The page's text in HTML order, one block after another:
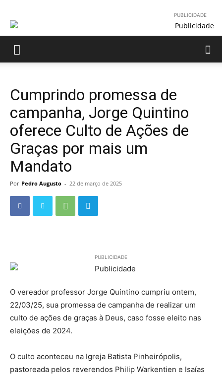
PUBLICIDADE
Cumprindo promessa de
campanha, Jorge Quintino
oferece Culto de Ações de
Graças por mais um
Mandato
Por Pedro Augusto - 22 de março de 2025
PUBLICIDADE
O vereador professor Jorge Quintino cumpriu ontem,
22/03/25, sua promessa de campanha de realizar um
culto de ações de graças à Deus, caso fosse eleito nas
eleições de 2024.
O culto aconteceu na Igreja Batista Pinheirópolis,
pastoreada pelos reverendos Philip Warkentien e Isaías